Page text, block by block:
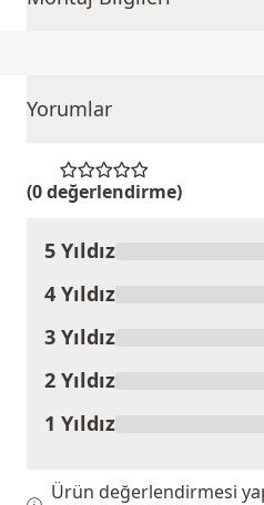
Yorumlar
(0 değerlendirme)
Ürünü Değerlendir
5 Yıldız
4 Yıldız
3 Yıldız
2 Yıldız
1 Yıldız
Ürün değerlendirmesi